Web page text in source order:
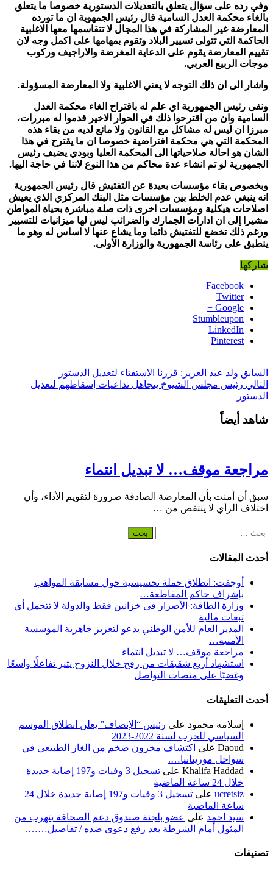
وفي رده على سؤال يتعلق بالتعديلات الدستورية خصوصا ما يتعلق
بالغاء محكمة العدل السامية قال رئيس الجمهوية ان ما تورده
المعارضة غير المشاركة في هذا المجال لا تتقاسمها معها الاغلبية
الحاكمة التي تتولى تسيير البلاد وتقوم بمهامها على اكمل وجه لان
تقييم المعارضة يقوم على الدعاية المغرضة والاراجيف وركوب
موجات الربيع العربي.
واشار الى ان ذلك التوجه لا يعني الاغلبية ولا المعارضة المسؤولة.
ونفى رئيس الجمهورية اي علم له باقتراح الغاء محكمة العدل
السامية وان من اقترحوا ذلك في الحوار الاخير قدموا له مبررات،
مبرزا ان ليس له مشاكل مع القانون ولا مانع لديه من بقاء هذه
المحكمة التي هي محكمة افتراضية خصوصا ان ما يقترح في هذا
الشان هو احالة صلاحياتها الى المحكمة العليا وبودي يضيف رئيس
الجمهورية لو تم انشاء عدة محاكم من هذا النوع لاننا في حاجة اليها.
وبخصوص بقاء مؤسسات بعيدة عن التفتيش قال رئيس الجمهورية
انه ينبغي عدم الخلط بين مؤسسات مثل البنك المركزي الذي يعيش
اصلاحات هيكلية ومؤسسات اخرى ذات صلة مباشرة بحياة المواطن
مشيرا إلى ان ادارات الجمارك والضرائب ليس لها ميزانيات للتسيير
ورغم ذلك تخضع للتفتيش دائما وما يشاع عنها لا اساس له وهو ما
ينطبق على رئاسة الجمهورية والوزارة الأولى.
شاركها
Facebook
Twitter
Google +
Stumbleupon
LinkedIn
Pinterest
السابق ولد عبد العزيز: قررنا الاستفتاء لتعديل الدستور
التالي رئيس مجلس الشيوخ يتجاهل تداعيات إسقاطهم لتعديل
الدستور
شاهد أيضاً
مراجعة موقف… لا تبديل انتماء
سبق أن آمنت بأن المعارضة الصادقة ضرورة لتقويم الأداء، وأن
اختلاف الرأي لا ينتقص من …
البحث
أحدث المقالات
أوجفت: انطلاق حملة تحسيسية حول مسابقة المواهب
بإشراف حاكم المقاطعة…
وزارة الطاقة: الأضرار في خزانين فقط والدولة لا تتحمل أي
تبعات مالية
المدير العام للأمن الوطني يدعو لتعزيز جاهزية المؤسسة
الأمنية…
مراجعة موقف… لا تبديل انتماء
استشهاد أربع شقيقات من رفح خلال النزوح يثير تفاعلًا واسعًا
وغضبًا على منصات التواصل
أحدث التعليقات
إسلامه محمود على رئيس “الإنصاف” يعلن انطلاق الموسم
السياسي للحزب لسنة 2022-2023
Daoud على اكتشاف مخزون ضخم من الغاز الطبيعي في
سواحل موريتانيا….
Khalifa Haddad على
تسجيل 3 وفيات و197 إصابة جديدة
خلال 24 ساعة الماضية
ucretsiz على
تسجيل 3 وفيات و197 إصابة جديدة خلال 24
ساعة الماضية
سيد احمد على عضو بلجنة صندوق دعم الصحافة يتهرب من
المثول أمام الشرطة بعد رفع دعوى ضده / تفاصيل…….
تصنيفات